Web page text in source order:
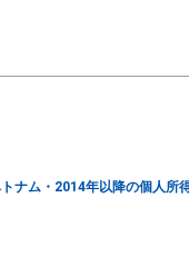
ナム・2014年以降の個人所